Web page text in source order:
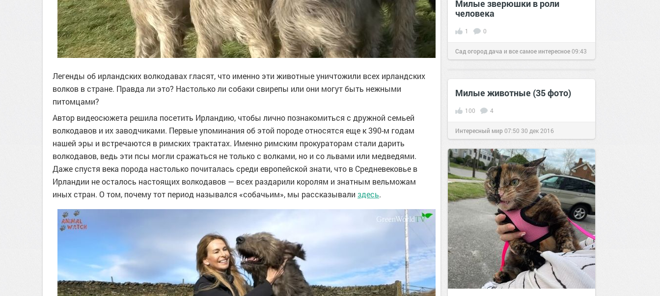
Легенды об ирландских волкодавах гласят, что именно эти животные уничтожили всех ирландских
волков в стране. Правда ли это? Настолько ли собаки свирепы или они могут быть нежными
питомцами?
Автор видеосюжета решила посетить Ирландию, чтобы лично познакомиться с дружной семьей
волкодавов и их заводчиками. Первые упоминания об этой породе относятся еще к 390-м годам
нашей эры и встречаются в римских трактатах. Именно римским прокураторам стали дарить
волкодавов, ведь эти псы могли сражаться не только с волками, но и со львами или медведями.
Даже спустя века порода настолько почиталась среди европейской знати, что в Средневековье в
Ирландии не осталось настоящих волкодавов — всех раздарили королям и знатным вельможам
иных стран. О том, почему тот период назывался «собачьим», мы рассказывали здесь.
Милые зверюшки в роли
человека
1 0
Сад огород дача и все самое интересное09:43
Милые животные (35 фото)
100 4
Интересный мир07:50 30 дек 2016